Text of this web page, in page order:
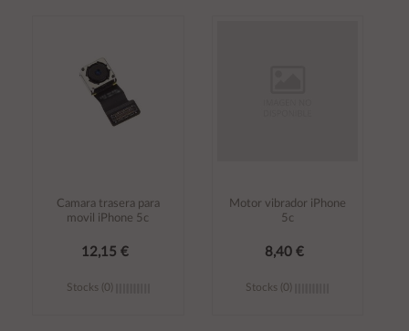
Camara trasera para
movil iPhone 5c
12,15 €
Stocks (0)
Motor vibrador iPhone
5c
8,40 €
Stocks (0)